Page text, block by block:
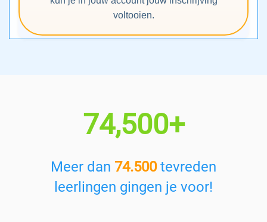
voltooien.
74,500+
Meer dan 74.500tevreden
leerlingen gingen je voor!